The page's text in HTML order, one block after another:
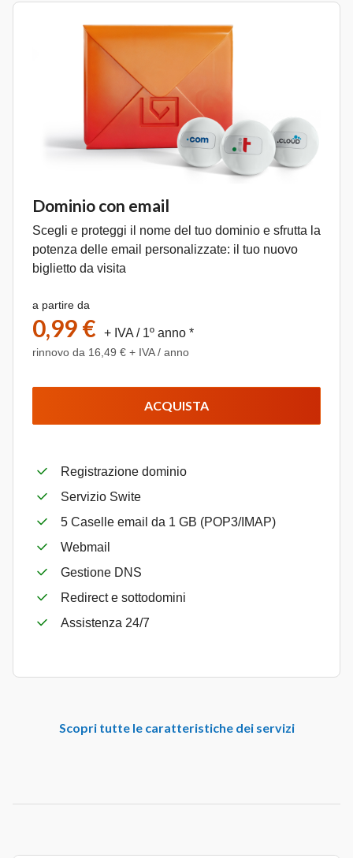
Dominio con email
Scegli e proteggi il nome del tuo dominio e sfrutta la
potenza delle email personalizzate: il tuo nuovo
biglietto da visita
a partire da
0,99 € + IVA / 1º anno *
rinnovo da 16,49 € + IVA / anno
ACQUISTA
Registrazione dominio
Servizio Swite
5 Caselle email da 1 GB (POP3/IMAP)
Webmail
Gestione DNS
Redirect e sottodomini
Assistenza 24/7
Scopri tutte le caratteristiche dei servizi